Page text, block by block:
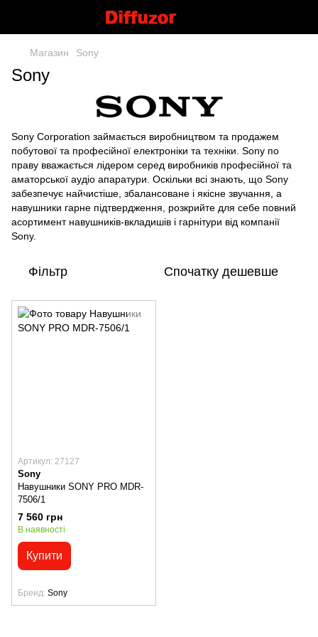
Магазин Sony
Sony
Sony Corporation займається виробництвом та продажем
побутової та професійної електроніки та техніки. Sony по
праву вважається лідером серед виробників професійної та
аматорської аудіо апаратури. Оскільки всі знають, що Sony
забезпечує найчистіше, збалансоване і якісне звучання, а
навушники гарне підтвердження, розкрийте для себе повний
асортимент навушників-вкладишів і гарнітури від компанії
Sony.
Фільтр Спочатку дешевше
Артикул: 27127
Sony
Навушники SONY PRO MDR-
7506/1
7 560 грн
В наявності
Купити
Бренд Sony